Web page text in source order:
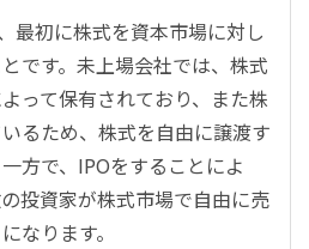
最初に株式を資本市場に対し
です。未上場会社では、株式
って保有されており、また株
るため、株式を自由に譲渡す
方で、IPOをすることによ
投資家が株式市場で自由に売
なります。